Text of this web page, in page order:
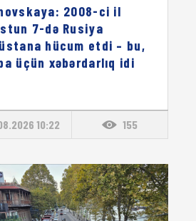
2008-ci il
7-də Rusiya
hücum etdi – bu,
üçün xəbərdarlıq idi
10:22 155